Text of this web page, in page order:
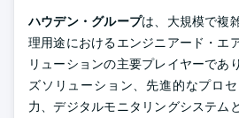
ハウデン・グループは、大規模で複
理用途におけるエンジニアード・エ
リューションの主要プレイヤーであ
ズソリューション、先進的なプロ
力、デジタルモニタリングシステム